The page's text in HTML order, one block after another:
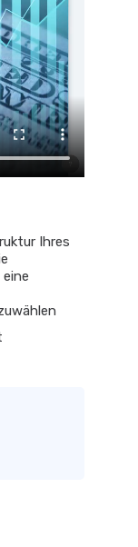
Ihres